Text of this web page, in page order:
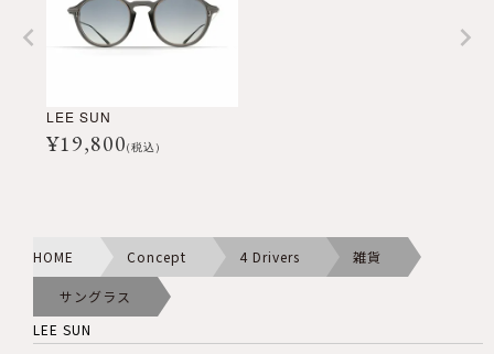
LEE SUN
¥19,800(税込)
HOME Concept 4 Drivers 雑貨
サングラス
LEE SUN